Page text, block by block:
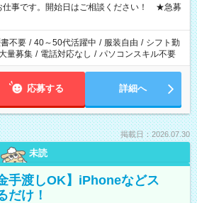
上の勤務が必要です
仕事です。開始日はご相談ください！ ★急募
不要 / 40～50代活躍中 / 服装自由 / シフト勤
量募集 / 電話対応なし / パソコンスキル不要
応募する 詳細へ
掲載日：2026.07.30
未読
手渡しOK】iPhoneなどス
だけ！